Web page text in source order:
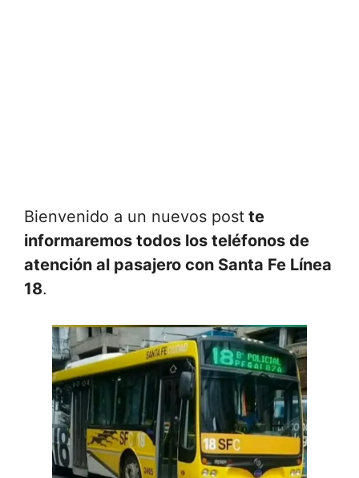
Bienvenido a un nuevos post te
informaremos todos los teléfonos de
atención al pasajero con Santa Fe Línea
18.